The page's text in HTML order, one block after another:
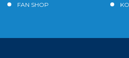
FAN SHOP